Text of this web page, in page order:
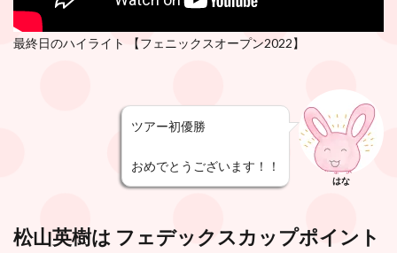
最終日のハイライト 【フェニックスオープン2022】
ツアー初優勝
おめでとうございます！！
はな
松山英樹は フェデックスカップポイント